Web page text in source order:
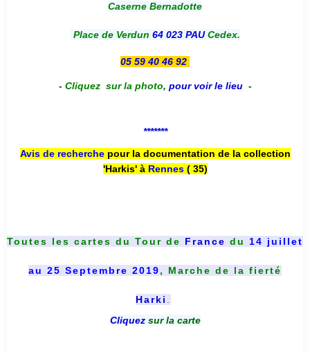
Caserne Bernadotte
Place de Verdun 64 023 PAUCedex.
05 59 40 46 92
- Cliquez sur la photo, pour voir le lieu -
*******
Avis de recherche pour la documentation de la collection
'Harkis' à Rennes( 35)
Toutes les cartes du Tour de France du 14 juillet
au 25 Septembre 2019, Marche de la fierté
Harki
Cliquez sur la carte